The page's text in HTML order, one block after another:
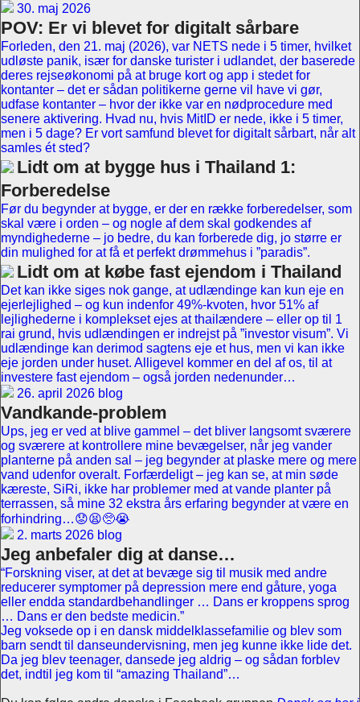
30. maj 2026
POV: Er vi blevet for digitalt sårbare
Forleden, den 21. maj (2026), var NETS nede i 5 timer, hvilket
udløste panik, især for danske turister i udlandet, der baserede
deres rejseøkonomi på at bruge kort og app i stedet for
kontanter – det er sådan politikerne gerne vil have vi gør,
udfase kontanter – hvor der ikke var en nødprocedure med
senere aktivering. Hvad nu, hvis MitID er nede, ikke i 5 timer,
men i 5 dage? Er vort samfund blevet for digitalt sårbart, når alt
samles ét sted?
Lidt om at bygge hus i Thailand 1:
Forberedelse
Før du begynder at bygge, er der en række forberedelser, som
skal være i orden – og nogle af dem skal godkendes af
myndighederne – jo bedre, du kan forberede dig, jo større er
din mulighed for at få et perfekt drømmehus i ”paradis”.
Lidt om at købe fast ejendom i Thailand
Det kan ikke siges nok gange, at udlændinge kan kun eje en
ejerlejlighed – og kun indenfor 49%-kvoten, hvor 51% af
lejlighederne i komplekset ejes at thailændere – eller op til 1
rai grund, hvis udlændingen er indrejst på ”investor visum”. Vi
udlændinge kan derimod sagtens eje et hus, men vi kan ikke
eje jorden under huset. Alligevel kommer en del af os, til at
investere fast ejendom – også jorden nedenunder…
26. april 2026 blog
Vandkande-problem
Ups, jeg er ved at blive gammel – det bliver langsomt sværere
og sværere at kontrollere mine bevægelser, når jeg vander
planterne på anden sal – jeg begynder at plaske mere og mere
vand udenfor overalt. Forfærdeligt – jeg kan se, at min søde
kæreste, SiRi, ikke har problemer med at vande planter på
terrassen, så mine 32 ekstra års erfaring begynder at være en
forhindring…😟😫🥺😭
2. marts 2026 blog
Jeg anbefaler dig at danse…
“Forskning viser, at det at bevæge sig til musik med andre
reducerer symptomer på depression mere end gåture, yoga
eller endda standardbehandlinger … Dans er kroppens sprog
… Dans er den bedste medicin.”
Jeg voksede op i en dansk middelklassefamilie og blev som
barn sendt til danseundervisning, men jeg kunne ikke lide det.
Da jeg blev teenager, dansede jeg aldrig – og sådan forblev
det, indtil jeg kom til “amazing Thailand”…